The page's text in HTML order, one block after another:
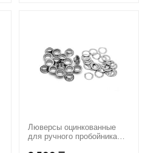
Люверсы оцинкованные
для ручного пробойника